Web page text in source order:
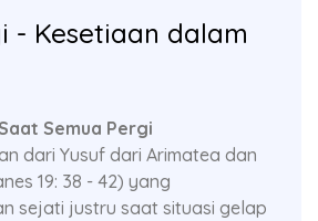
- Kesetiaan dalam
Semua Pergi
dari Yusuf dari Arimatea dan
19: 38 - 42) yang
sejati justru saat situasi gelap